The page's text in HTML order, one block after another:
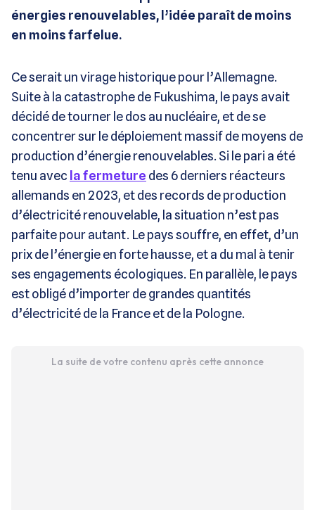
énergies renouvelables, l’idée paraît de moins
en moins farfelue.
Ce serait un virage historique pour l’Allemagne.
Suite à la catastrophe de Fukushima, le pays avait
décidé de tourner le dos au nucléaire, et de se
concentrer sur le déploiement massif de moyens de
production d’énergie renouvelables. Si le pari a été
tenu avec la fermeture des 6 derniers réacteurs
allemands en 2023, et des records de production
d’électricité renouvelable, la situation n’est pas
parfaite pour autant. Le pays souffre, en effet, d’un
prix de l’énergie en forte hausse, et a du mal à tenir
ses engagements écologiques. En parallèle, le pays
est obligé d’importer de grandes quantités
d’électricité de la France et de la Pologne.
La suite de votre contenu après cette annonce